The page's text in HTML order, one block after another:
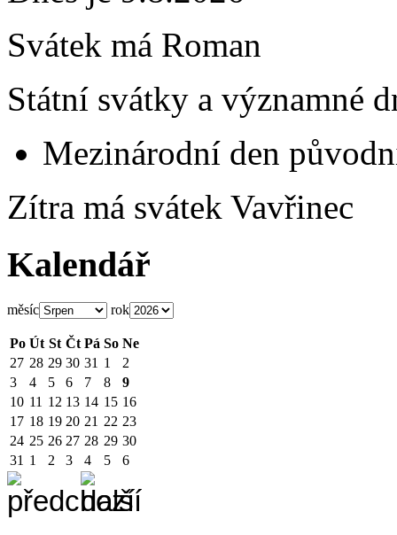
Svátek má Roman
Státní svátky a významné
Mezinárodní den
Zítra má svátek Vavřinec
Kalendář
měsíc rok
Po Út St Čt Pá So Ne
27 28 29 30 31 1
2
3
4 5 6 7 8
9
10 11 12 13 14 15 16
17 18 19 20 21 22 23
24 25 26 27 28 29 30
31 1 2 3 4 5 6